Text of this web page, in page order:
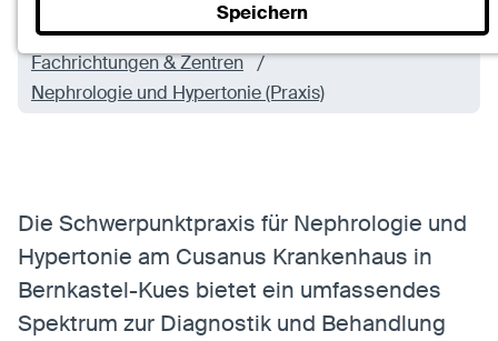
Verbundkrankenhaus Bernkastel/Wittlich
Fachrichtungen & Zentren
Nephrologie und Hypertonie (Praxis)
Die Schwerpunktpraxis für Nephrologie und
Hypertonie am Cusanus Krankenhaus in
Bernkastel-Kues bietet ein umfassendes
Spektrum zur Diagnostik und Behandlung
SC.Cookie
Name:mscookie
Anbieter:
Zweck:Speichert die vom Benutzer ausgewählten
Externe Medien
Mit Ihrer Zustimmung erlauben Sie das Laden von
externen Medien.
Speichern